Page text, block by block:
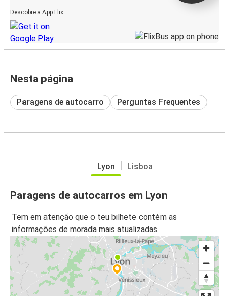
Descobre a App Flix
Nesta página
Paragens de autocarro Perguntas Frequentes
Lyon Lisboa
Paragens de autocarros em Lyon
Tem em atenção que o teu bilhete contém as
informações de morada mais atualizadas.